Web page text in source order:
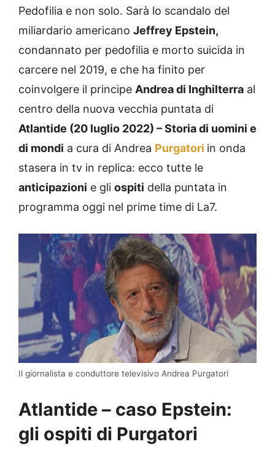
Pedofilia e non solo. Sarà lo scandalo del
miliardario americano Jeffrey Epstein,
condannato per pedofilia e morto suicida in
carcere nel 2019, e che ha finito per
coinvolgere il principe Andrea di Inghilterra al
centro della nuova vecchia puntata di
Atlantide (20 luglio 2022) – Storia di uomini e
di mondi a cura di Andrea Purgatori in onda
stasera in tv in replica: ecco tutte le
anticipazioni e gli ospiti della puntata in
programma oggi nel prime time di La7.
Il giornalista e conduttore televisivo Andrea Purgatori
Atlantide – caso Epstein:
gli ospiti di Purgatori